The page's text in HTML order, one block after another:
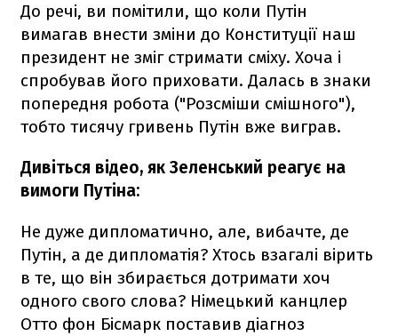
До речі, ви помітили, що коли Путін
вимагав внести зміни до Конституції наш
президент не зміг стримати сміху. Хоча і
спробував його приховати. Далась в знаки
попередня робота ("Розсміши смішного"),
тобто тисячу гривень Путін вже виграв.
Дивіться відео, як Зеленський реагує на
вимоги Путіна:
Не дуже дипломатично, але, вибачте, де
Путін, а де дипломатія? Хтось взагалі вірить
в те, що він збирається дотримати хоч
одного свого слова? Німецький канцлер
Отто фон Бісмарк поставив діагноз